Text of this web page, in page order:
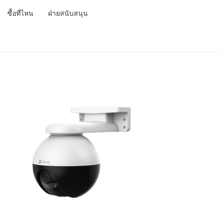
ซื้อที่ไหน ฝ่ายสนับสนุน